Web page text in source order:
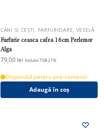
CĂNI SI CEȘTI, FARFURIOARE, VESELĂ
Farfurie ceasca cafea 16cm Perlemor
Alga
79,00 lei Inclusiv TVA 21%
Disponibil pentru pre-comenzi
Adaugă în coș